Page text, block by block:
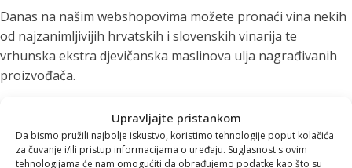
Upravljajte pristankom
Da bismo pružili najbolje iskustvo, koristimo tehnologije poput kolačića
za čuvanje i/ili pristup informacijama o uređaju. Suglasnost s ovim
tehnologijama će nam omogućiti da obrađujemo podatke kao što su
Danas na našim webshopovima možete pronaći vina nekih
od najzanimljivijih hrvatskih i slovenskih vinarija te
vrhunska ekstra djevičanska maslinova ulja nagrađivanih
proizvođača.
Istre
Vipavske doline